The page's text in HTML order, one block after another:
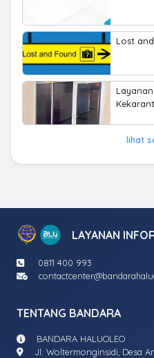
Lost
lihat
LAYANAN
0811 400 993
TENTANG BANDARA
BANDARA HALUOLEO
Jl. Woltermonginsidi, Desa